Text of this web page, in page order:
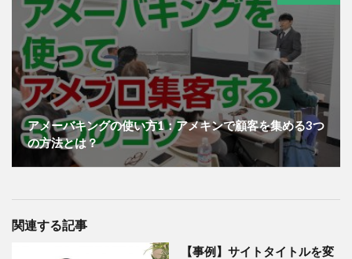
アメーバキングの使い方1：アメキンで顧客を集める3つ
の方法とは？
関連する記事
【事例】サイトタイトルを変